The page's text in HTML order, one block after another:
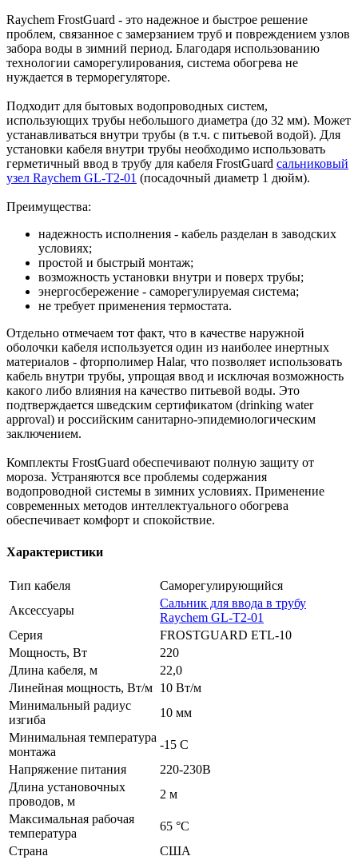
Raychem FrostGuard - это надежное и быстрое решение
проблем, связанное с замерзанием труб и повреждением узлов
забора воды в зимний период. Благодаря использованию
технологии саморегулирования, система обогрева не
нуждается в терморегуляторе.
Подходит для бытовых водопроводных систем,
использующих трубы небольшого диаметра (до 32 мм). Может
устанавливаться внутри трубы (в т.ч. с питьевой водой). Для
установки кабеля внутри трубы необходимо использовать
герметичный ввод в трубу для кабеля FrostGuard сальниковый
узел Raychem GL-T2-01 (посадочный диаметр 1 дюйм).
Преимущества:
надежность исполнения - кабель разделан в заводских
условиях;
простой и быстрый монтаж;
возможность установки внутри и поверх трубы;
энергосбережение - саморегулируемая система;
не требует применения термостата.
Отдельно отмечаем тот факт, что в качестве наружной
оболочки кабеля используется один из наиболее инертных
материалов - фторполимер Halar, что позволяет использовать
кабель внутри трубы, упрощая ввод и исключая возможность
какого либо влияния на качество питьевой воды. Это
подтверждается шведским сертификатом (drinking water
approval) и российским санитарно-эпидемиологическим
заключением.
Комплекты FrostGuard обеспечивают полную защиту от
мороза. Устраняются все проблемы содержания
водопроводной системы в зимних условиях. Применение
современных методов интеллектуального обогрева
обеспечивает комфорт и спокойствие.
Характеристики
Тип кабеля
Саморегулирующийся
Аксессуары
Сальник для ввода в трубу
Raychem GL-T2-01
Серия
FROSTGUARD ETL-10
Мощность, Вт
220
Длина кабеля, м
22,0
Линейная мощность, Вт/м 10 Вт/м
Минимальный радиус
изгиба
10 мм
Минимальная температура
монтажа
-15 С
Напряжение питания
220-230В
Длина установочных
проводов, м
2 м
Максимальная рабочая
температура
65 °C
Страна
США